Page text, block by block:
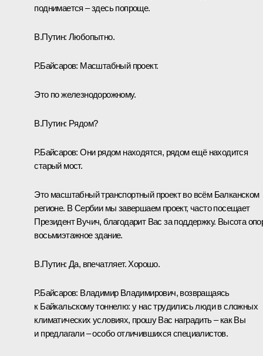
поднимается – здесь попроще.
В.Путин: Любопытно.
Р.Байсаров: Масштабный проект.
Это по железнодорожному.
В.Путин: Рядом?
Р.Байсаров: Они рядом находятся, рядом ещё находится
старый мост.
Это масштабный транспортный проект во всём Балканском
регионе. В Сербии мы завершаем проект, часто посещает
Президент Вучич, благодарит Вас за поддержку. Высота
восьмиэтажное здание.
В.Путин: Да, впечатляет. Хорошо.
Р.Байсаров: Владимир Владимирович, возвращаясь
к Байкальскому тоннелю: у нас трудились люди в сложных
климатических условиях, прошу Вас наградить – как Вы
и предлагали – особо отличившихся специалистов.